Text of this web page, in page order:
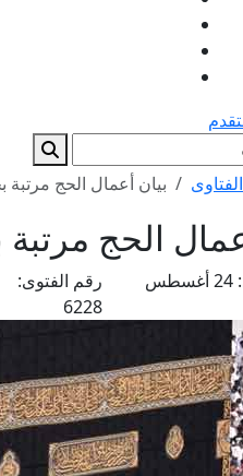
الفتاوى بيان أعمال الحج مرتبة
الحج
24 أغسطس
رقم الفتوى:
6228